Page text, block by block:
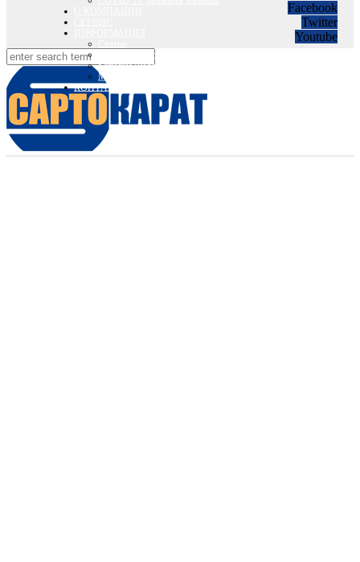
Facebook
Twitter
Youtube
Вебинары Sartorius и Minebea Intec
Sartorius Видео
Minebea Intec Видео
КОНТАКТЫ